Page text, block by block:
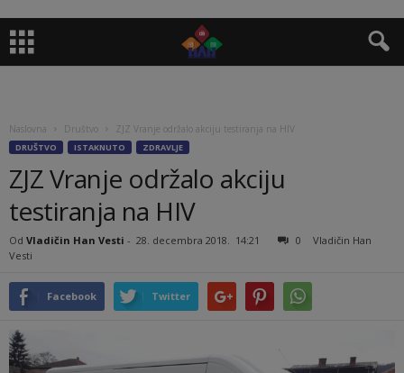
Naslovna Društvo ZJZ Vranje održalo akciju testiranja na HIV
DRUŠTVO ISTAKNUTO ZDRAVLJE
ZJZ Vranje održalo akciju
testiranja na HIV
Od Vladičin Han Vesti - 28. decembra 2018. 14:21 0
Vladičin Han
Vesti
Facebook Twitter